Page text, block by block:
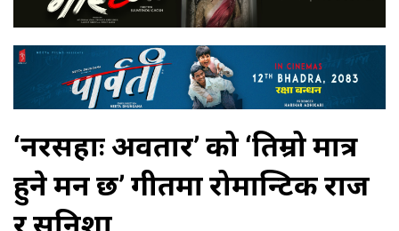
‘नरसिंहाः अवतार’ को ‘तिम्रो मात्र
हुने मन छ’ गीतमा रोमान्टिक राज